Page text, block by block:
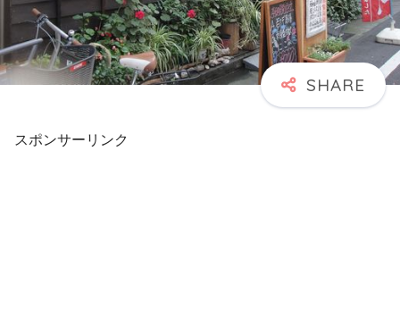
スポンサーリンク